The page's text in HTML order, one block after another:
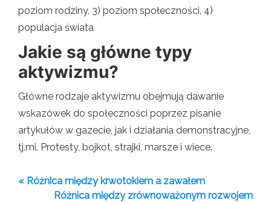
poziom rodziny, 3) poziom społeczności, 4)
populacja świata
Jakie są główne typy
aktywizmu?
Główne rodzaje aktywizmu obejmują dawanie
wskazówek do społeczności poprzez pisanie
artykułów w gazecie, jak i działania demonstracyjne,
tj.mi. Protesty, bojkot, strajki, marsze i wiece.
« Różnica między krwotokiem a zawałem
Różnica między zrównoważonym rozwojem